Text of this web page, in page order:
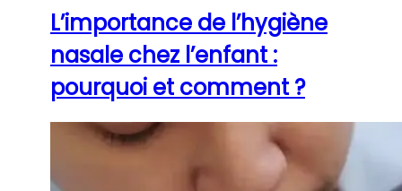
L’importance de l’hygiène
nasale chez l’enfant :
pourquoi et comment ?